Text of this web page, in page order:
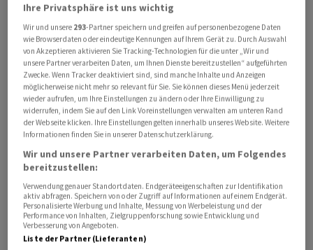
CMC Markets. Ein Teil der Anleger habe weiter gen USA
geschaut sich von den beinahe täglichen Indexrekorden
anstecken lassen. Im Vergleich zu den US-Aktien sähen
deutsche Standardwerte relativ günstig aus. Der
andere Teil hat sich dem Experten zufolge in Anbetracht
des drohenden Sommerlochs zunehmend aus dem
breiten Aktienmarkt zurückgezogen und sich lediglich
auf die Dauerbrenner der vergangenen Wochen aus den
Bereichen Künstliche Intelligenz und Halbleiter
fokussiert.
Derweil «zerren das Tauziehen zwischen den USA und
dem Iran in den Friedensverhandlungen und das Hin
und Her in der Nachrichtenlage zunehmend an den
Ihre Privatsphäre ist uns wichtig
Wir und unsere 293-Partner speichern und greifen auf personenbezogene Daten
wie Browserdaten oder eindeutige Kennungen auf Ihrem Gerät zu. Durch Auswahl
von Akzeptieren aktivieren Sie Tracking-Technologien für die unter „Wir und
unsere Partner verarbeiten Daten, um Ihnen Dienste bereitzustellen“ aufgeführten
Zwecke. Wenn Tracker deaktiviert sind, sind manche Inhalte und Anzeigen
möglicherweise nicht mehr so relevant für Sie. Sie können dieses Menü jederzeit
wieder aufrufen, um Ihre Einstellungen zu ändern oder Ihre Einwilligung zu
widerrufen, indem Sie auf den Link Voreinstellungen verwalten am unteren Rand
der Webseite klicken. Ihre Einstellungen gelten innerhalb unseres Website. Weitere
Informationen finden Sie in unserer Datenschutzerklärung.
Wir und unsere Partner verarbeiten Daten, um Folgendes
bereitzustellen:
Verwendung genauer Standortdaten. Endgeräteeigenschaften zur Identifikation
aktiv abfragen. Speichern von oder Zugriff auf Informationen auf einem Endgerät.
Personalisierte Werbung und Inhalte, Messung von Werbeleistung und der
Performance von Inhalten, Zielgruppenforschung sowie Entwicklung und
Verbesserung von Angeboten.
Liste der Partner (Lieferanten)